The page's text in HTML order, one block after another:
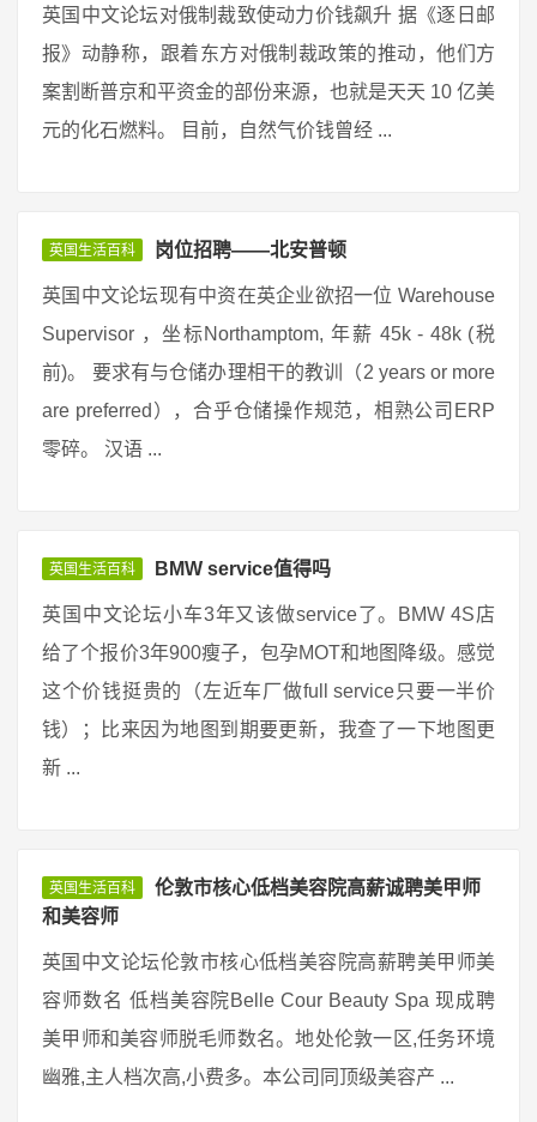
英国中文论坛对俄制裁致使动力价钱飙升 据《逐日邮
报》动静称，跟着东方对俄制裁政策的推动，他们方
案割断普京和平资金的部份来源，也就是天天 10 亿美
元的化石燃料。 目前，自然气价钱曾经 ...
英国生活百科 岗位招聘——北安普顿
英国中文论坛现有中资在英企业欲招一位 Warehouse
Supervisor ，坐标Northamptom, 年薪 45k - 48k (税
前)。 要求有与仓储办理相干的教训（2 years or more
are preferred），合乎仓储操作规范，相熟公司ERP
零碎。 汉语 ...
英国生活百科 BMW service值得吗
英国中文论坛小车3年又该做service了。BMW 4S店
给了个报价3年900瘦子，包孕MOT和地图降级。感觉
这个价钱挺贵的（左近车厂做full service只要一半价
钱）；比来因为地图到期要更新，我查了一下地图更
新 ...
英国生活百科
伦敦市核心低档美容院高薪诚聘美甲师
和美容师
英国中文论坛伦敦市核心低档美容院高薪聘美甲师美
容师数名 低档美容院Belle Cour Beauty Spa 现成聘
美甲师和美容师脱毛师数名。地处伦敦一区,任务环境
幽雅,主人档次高,小费多。本公司同顶级美容产 ...